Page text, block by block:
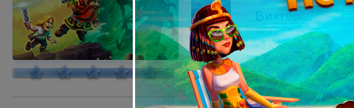
Виктор
skarlet_555, не
на каком шаге
(скриншот)
Техническая
разработчикам в